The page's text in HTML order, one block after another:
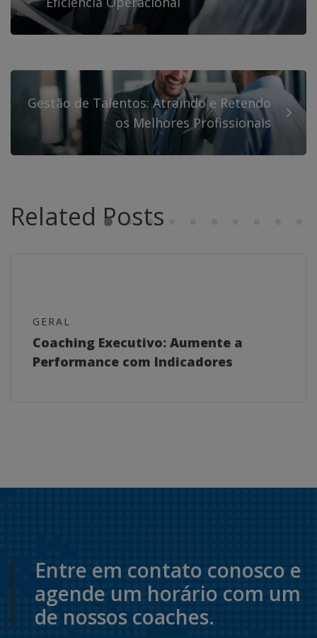
Gestão de Talentos: Atraindo e Retendo
os Melhores Profissionais
Related Posts
GERAL
Coaching Executivo: Aumente a
Performance com Indicadores
Entre em contato conosco e
agende um horário com um
de nossos coaches.